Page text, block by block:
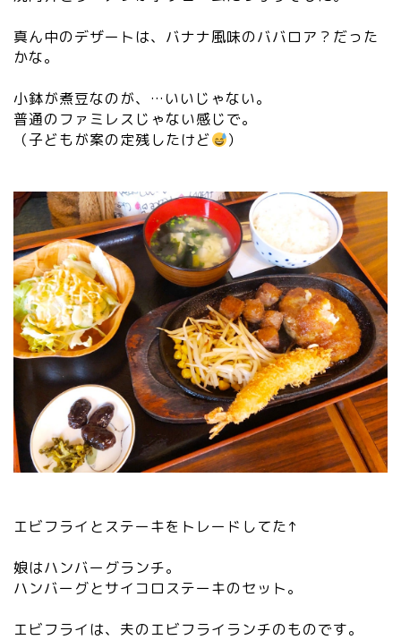
真ん中のデザートは、バナナ風味のババロア？だった
かな。
小鉢が煮豆なのが、…いいじゃない。
普通のファミレスじゃない感じで。
（子どもが案の定残したけど
）
エビフライとステーキをトレードしてた↑
娘はハンバーグランチ。
ハンバーグとサイコロステーキのセット。
エビフライは、夫のエビフライランチのものです。